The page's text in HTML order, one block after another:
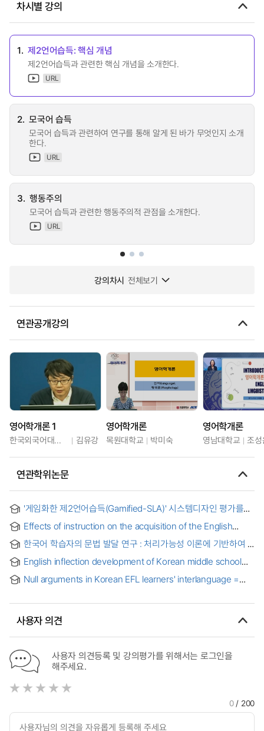
차시별 강의
1. 제2언어습득: 핵심 개념
제2언어습득과 관련한 핵심 개념을 소개한다.
URL
2. 모국어 습득
모국어 습득과 관련하여 연구를 통해 알게 된 바가 무엇인지 소개
한다.
URL
3. 행동주의
모국어 습득과 관련한 행동주의적 관점을 소개한다.
URL
강의차시 전체보기
연관공개강의
영어학개론 1
한국외국어대학교 김유강
영어학개론
목원대학교 박미숙
영어학개론
영남대학교 조
연관학위논문
'게임화한 제2언어습득(Gamified-SLA)' 시스템디자인 평가를
Guidelines for the Evaluation of Gamified Second
Language Acquisiton (Gamified-SLA) System Design
Effects of instruction on the acquisition of the English
students
한국어 학습자의 문법 발달 연구 : 처리가능성 이론에 기반하여
English inflection development of Korean middle school
Null arguments in Korean EFL learners' interlanguage =
사용자 의견
사용자 의견등록 및 강의평가를 위해서는 로그인을
해주세요.
0/ 200